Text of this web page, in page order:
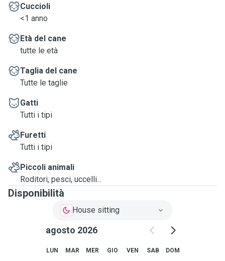
Cuccioli
<1 anno
Età del cane
tutte le età
Taglia del cane
Tutte le taglie
Gatti
Tutti i tipi
Furetti
Tutti i tipi
Piccoli animali
Roditori, pesci, uccelli...
Disponibilità
House sitting
agosto 2026
LUN MAR MER GIO VEN SAB DOM